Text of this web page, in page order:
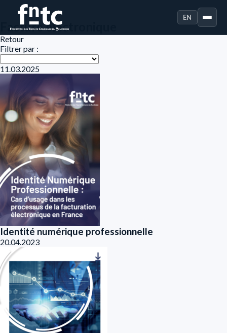
EN
Facture électronique
Retour
Filtrer par :
11.03.2025
Identité numérique professionnelle
20.04.2023